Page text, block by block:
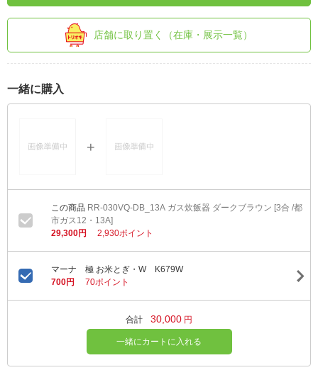
店舗に取り置く（在庫・展示一覧）
一緒に購入
RR-030VQ-DB_13A ガス炊飯器 ダークブラウン [3合 /都
市ガス12・13A]
29,300円
2,930ポイント
マーナ 極 お米とぎ・W K679W
700円
70ポイント
合計 30,000 円
一緒にカートに入れる